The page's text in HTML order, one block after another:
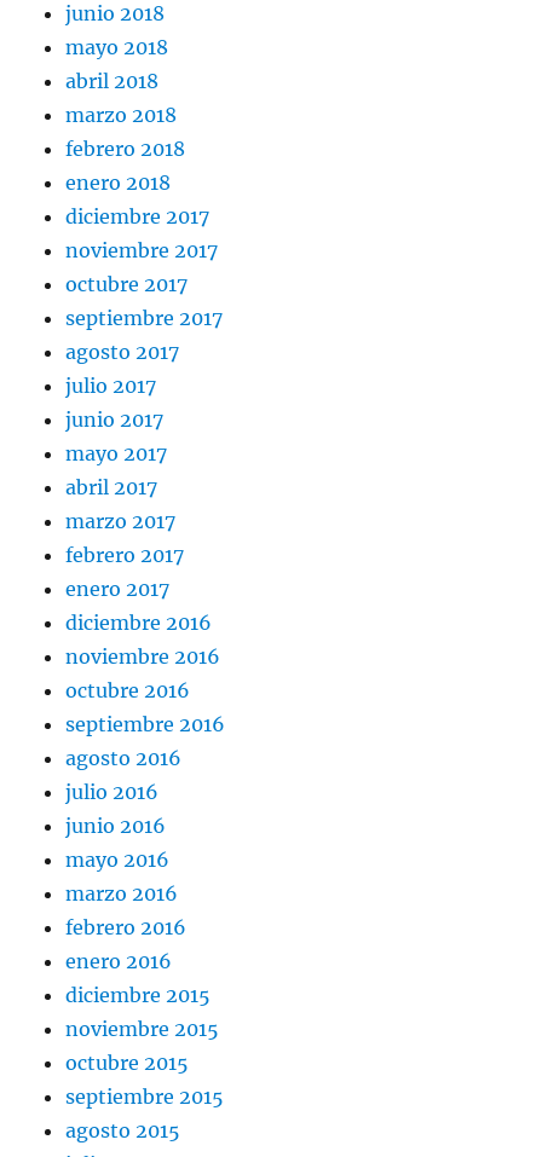
junio 2018
mayo 2018
abril 2018
marzo 2018
febrero 2018
enero 2018
diciembre 2017
noviembre 2017
octubre 2017
septiembre 2017
agosto 2017
julio 2017
junio 2017
mayo 2017
abril 2017
marzo 2017
febrero 2017
enero 2017
diciembre 2016
noviembre 2016
octubre 2016
septiembre 2016
agosto 2016
julio 2016
junio 2016
mayo 2016
marzo 2016
febrero 2016
enero 2016
diciembre 2015
noviembre 2015
octubre 2015
septiembre 2015
agosto 2015